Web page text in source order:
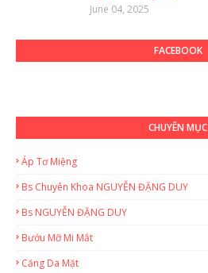
June 04, 2025
FACEBOOK
CHUYÊN MỤC
Áp Tơ Miệng
Bs Chuyên Khoa NGUYỄN ĐẶNG DUY
Bs NGUYỄN ĐẶNG DUY
Bướu Mỡ Mi Mắt
Căng Da Mặt